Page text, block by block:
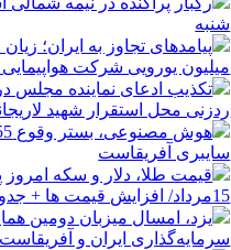
شنبه
میلیون یورویی شرکت
تکذیب ادعای نماینده مجلس
ردزنی محل استقرار شهید
سایبری آفریقاست
قیمت طلا، دلار و سکه امروز
15مرداد/ افزایش قیمت ها + جدول
یزد، امسال میزبان دومین
سرمایه‌گذاری ایران و آفریقاست